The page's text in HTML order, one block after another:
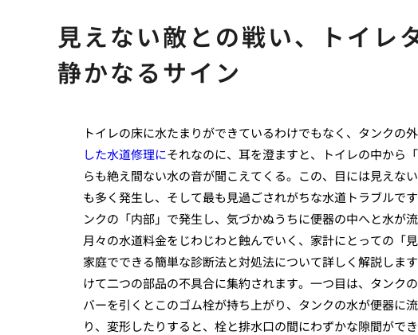
見えない敵との戦い、トイレ
静かなるサイン
トイレの床に水たまりができているわけでもなく、タンクの
した水道修理にそれなのに、耳を澄ますと、トイレの中か
らも絶え間ない水の音が聞こえてくる。この、目には見えな
も多く発生し、そして最も見過ごされがちな水道トラブルです
ンクの「内部」で発生し、気づかぬうちに便器の中へと水が
月々の水道料金をじわじわと蝕んでいく、家計にとっての「
家庭でできる簡単な診断法と対処法について詳しく解説しま
けて二つの部品の不具合に集約されます。一つ目は、タンク
バーを引くとこのゴム栓が持ち上がり、タンクの水が便器に
り、変形したりすると、栓と排水口の間にわずかな隙間がで